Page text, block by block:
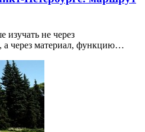
изучать не через
а через материал, функцию…